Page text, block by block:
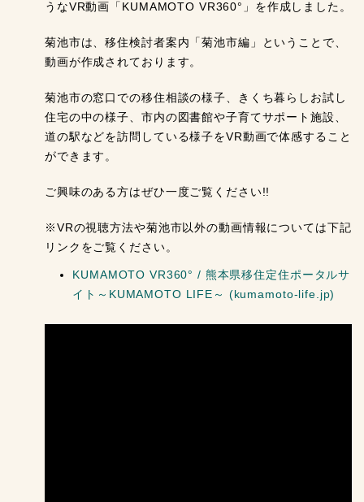
うなVR動画「KUMAMOTO VR360°」を作成しました。
菊池市は、移住検討者案内「菊池市編」ということで、
動画が作成されております。
菊池市の窓口での移住相談の様子、きくち暮らしお試し
住宅の中の様子、市内の図書館や子育てサポート施設、
道の駅などを訪問している様子をVR動画で体感すること
ができます。
ご興味のある方はぜひ一度ご覧ください!!
※VRの視聴方法や菊池市以外の動画情報については下記
リンクをご覧ください。
KUMAMOTO VR360° / 熊本県移住定住ポータルサ
イト～KUMAMOTO LIFE～ (kumamoto-life.jp)